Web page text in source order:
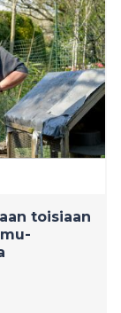
sekä
erilliset
toisiaan